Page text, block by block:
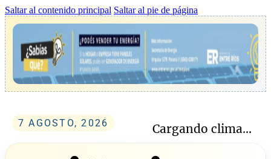
Saltar al contenido principal Saltar al pie de página
7 AGOSTO, 2026 Cargando clima...